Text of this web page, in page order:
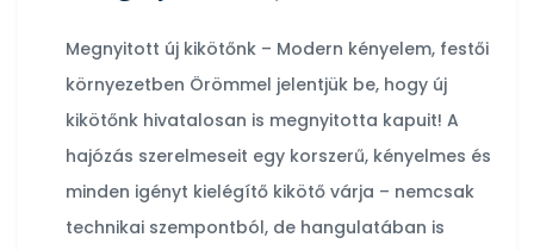
Megnyitott új kikötőnk – Modern kényelem, festői
környezetben Örömmel jelentjük be, hogy új
kikötőnk hivatalosan is megnyitotta kapuit! A
hajózás szerelmeseit egy korszerű, kényelmes és
minden igényt kielégítő kikötő várja – nemcsak
technikai szempontból, de hangulatában is